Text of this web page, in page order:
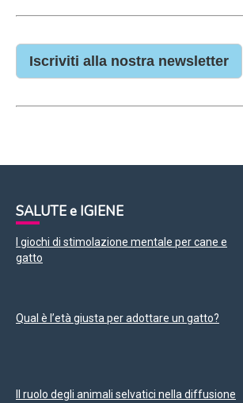
Iscriviti alla nostra newsletter
SALUTE e IGIENE
I giochi di stimolazione mentale per cane e
gatto
Qual è l’età giusta per adottare un gatto?
Il ruolo degli animali selvatici nella diffusione